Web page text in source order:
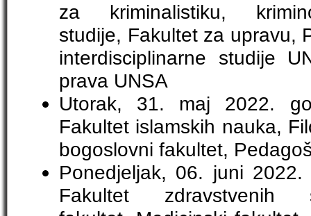
za kriminalistiku,
studije, Fakultet za upravu,
interdisciplinarne studije
prava UNSA
Utorak, 31. maj 2022.
Fakultet islamskih nauka,
bogoslovni fakultet,
Ponedjeljak, 06. juni
Fakultet zdravstvenih